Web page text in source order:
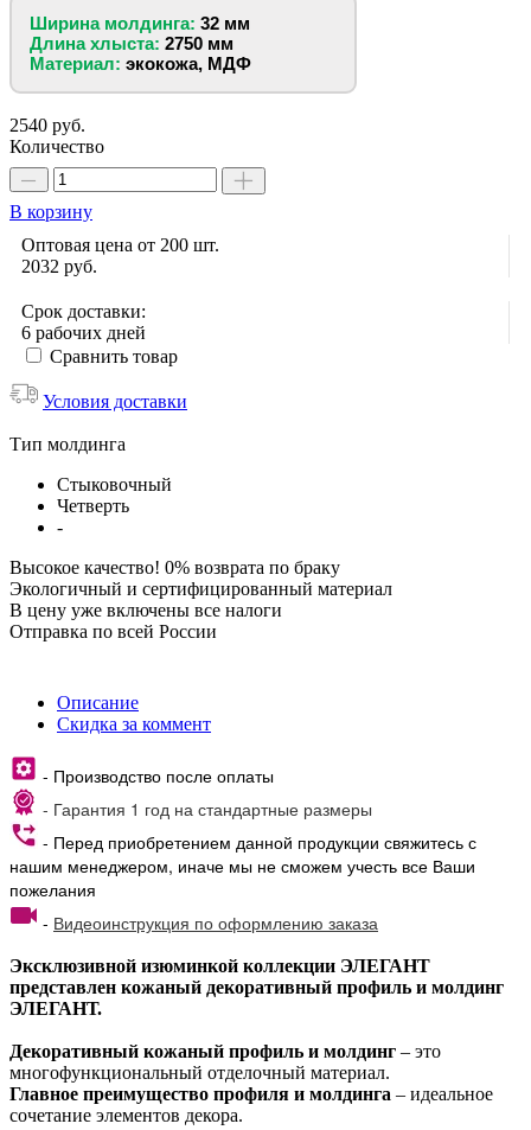
Ширина молдинга: 32 мм
Длина хлыста: 2750 мм
Материал: экокожа, МДФ
2540 руб.
Количество
В корзину
Оптовая цена от 200 шт.
2032 руб.
Срок доставки:
6 рабочих дней
Сравнить товар
Условия доставки
Тип молдинга
Стыковочный
Четверть
-
Высокое качество! 0% возврата по браку
Экологичный и сертифицированный материал
В цену уже включены все налоги
Отправка по всей России
Описание
Скидка за коммент
- Производство после оплаты
- Гарантия 1 год на стандартные размеры
- Перед приобретением данной продукции свяжитесь с
нашим менеджером, иначе мы не сможем учесть все Ваши
пожелания
- Видеоинструкция по оформлению заказа
Эксклюзивной изюминкой коллекции ЭЛЕГАНТ
представлен кожаный декоративный профиль и молдинг
ЭЛЕГАНТ.
Декоративный кожаный профиль и молдинг – это
многофункциональный отделочный материал.
Главное преимущество профиля и молдинга – идеальное
сочетание элементов декора.